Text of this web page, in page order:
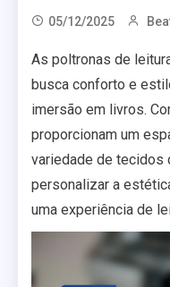
05/12/2025
As poltronas de
busca conforto e
imersão em livros.
proporcionam um
variedade de
personalizar a
uma experiência de